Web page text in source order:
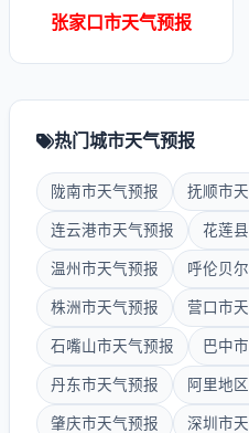
张家口市天气预报
热门城市天气预报
陇南市天气预报 抚顺市
连云港市天气预报 花莲
温州市天气预报 呼伦贝
株洲市天气预报 营口市
石嘴山市天气预报 巴中
丹东市天气预报 阿里地
肇庆市天气预报 深圳市